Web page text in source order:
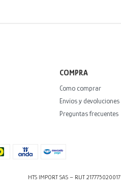
COMPRA
Como comprar
Envíos y devoluciones
Preguntas frecuentes
HTS IMPORT SAS – RUT 217775020017